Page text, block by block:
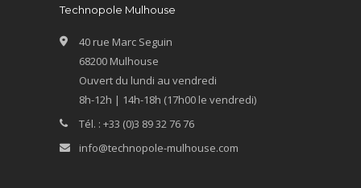
Technopole Mulhouse
40 rue Marc Seguin
68200 Mulhouse
Ouvert du lundi au vendredi
8h-12h | 14h-18h (17h00 le vendredi)
Tél. : +33 (0)3 89 32 76 76
info@technopole-mulhouse.com